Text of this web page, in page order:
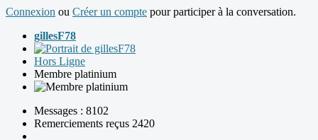
Connexion ou Créer un compte pour participer à la conversation.
gillesF78
Hors Ligne
Membre platinium
Messages : 8102
Remerciements reçus 2420